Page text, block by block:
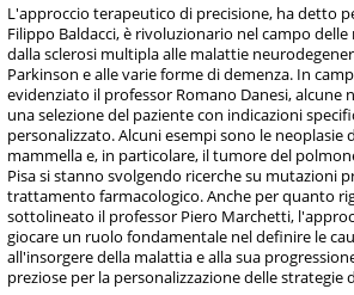
L'approccio terapeutico di precisione, ha detto
Filippo Baldacci, è rivoluzionario nel campo
dalla sclerosi multipla alle malattie
Parkinson e alle varie forme di demenza. In
evidenziato il professor Romano Danesi, alcune
una selezione del paziente con indicazioni
personalizzato. Alcuni esempi sono le neoplasie
mammella e, in particolare, il tumore del
Pisa si stanno svolgendo ricerche su mutazioni
trattamento farmacologico. Anche per quanto
sottolineato il professor Piero Marchetti,
giocare un ruolo fondamentale nel definire le
all'insorgere della malattia e alla sua
preziose per la personalizzazione delle strategie